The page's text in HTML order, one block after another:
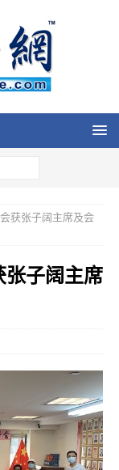
获张子阔主席及会
子阔主席